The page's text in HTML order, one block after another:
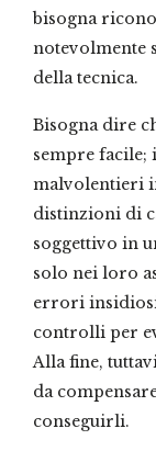
bisogna
notevolmente
della tecnica.
Bisogna dire
sempre facile;
malvolentieri
distinzioni di
soggettivo in
solo nei loro
errori
controlli per
Alla fine,
da
conseguirli.